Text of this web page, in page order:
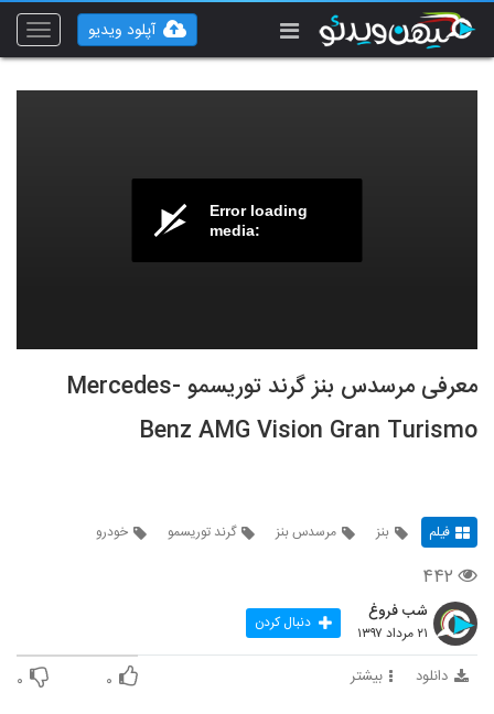
Toggle
آپلود ویدیو
Error loading
media:
معرفی مرسدس بنز گرند توریسمو Mercedes-
Benz AMG Vision Gran Turismo
فیلم بنز مرسدس بنز گرند توریسمو خودرو
۴۴۲
شب فروغ
۲۱ مرداد ۱۳۹۷ دنبال کردن
دانلود بیشتر ۰ ۰